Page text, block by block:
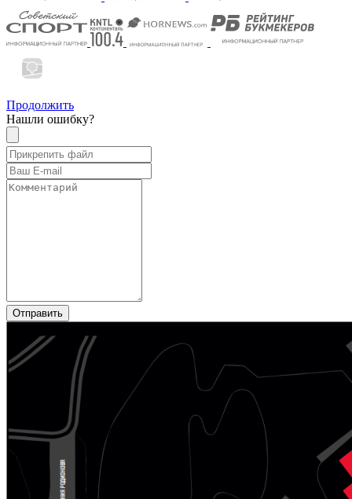
Продолжить
Нашли ошибку?